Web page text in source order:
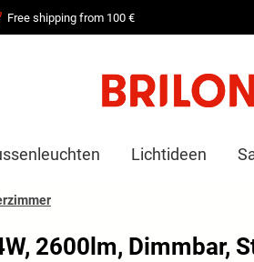
Free shipping from 100 €
Lichtideen
2600lm, Dimmbar,